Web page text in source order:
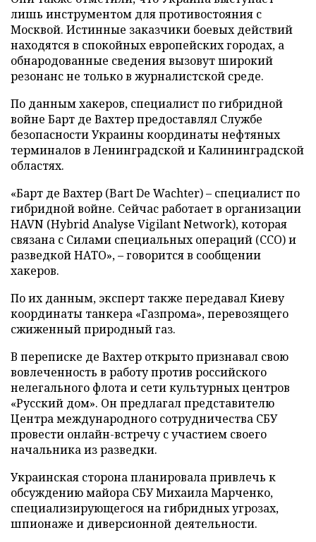
лишь инструментом для противостояния с
Москвой. Истинные заказчики боевых действий
находятся в спокойных европейских городах, а
обнародованные сведения вызовут широкий
резонанс не только в журналистской среде.
По данным хакеров, специалист по гибридной
войне Барт де Вахтер предоставлял Службе
безопасности Украины координаты нефтяных
терминалов в Ленинградской и Калининградской
областях.
«Барт де Вахтер (Bart De Wachter) – специалист по
гибридной войне. Сейчас работает в организации
HAVN (Hybrid Analyse Vigilant Network), которая
связана с Силами специальных операций (ССО) и
разведкой НАТО», – говорится в сообщении
хакеров.
По их данным, эксперт также передавал Киеву
координаты танкера «Газпрома», перевозящего
сжиженный природный газ.
В переписке де Вахтер открыто признавал свою
вовлеченность в работу против российского
нелегального флота и сети культурных центров
«Русский дом». Он предлагал представителю
Центра международного сотрудничества СБУ
провести онлайн-встречу с участием своего
начальника из разведки.
Украинская сторона планировала привлечь к
обсуждению майора СБУ Михаила Марченко,
специализирующегося на гибридных угрозах,
шпионаже и диверсионной деятельности.